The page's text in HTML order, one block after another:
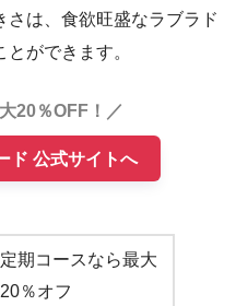
さは、食欲旺盛なラブラド
とができます。
20％OFF！／
ド 公式サイトへ
定期コースなら最大
20％オフ